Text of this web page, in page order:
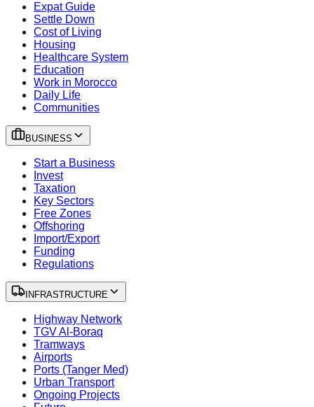
Expat Guide
Settle Down
Cost of Living
Housing
Healthcare System
Education
Work in Morocco
Daily Life
Communities
BUSINESS
Start a Business
Invest
Taxation
Key Sectors
Free Zones
Offshoring
Import/Export
Funding
Regulations
INFRASTRUCTURE
Highway Network
TGV Al-Boraq
Tramways
Airports
Ports (Tanger Med)
Urban Transport
Ongoing Projects